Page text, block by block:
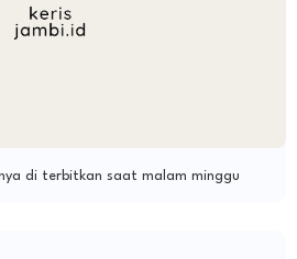
di terbitkan saat malam minggu